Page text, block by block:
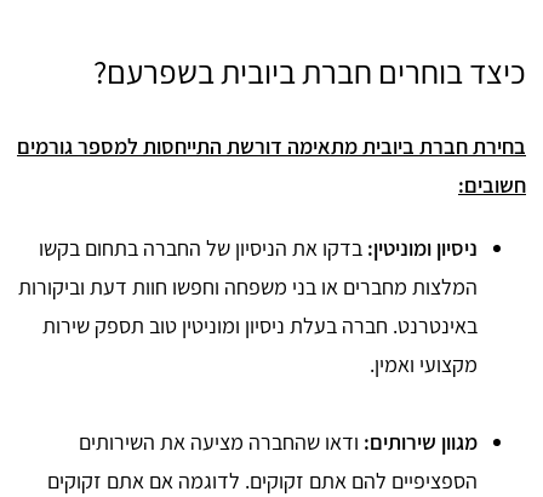
כיצד בוחרים חברת ביובית בשפרעם?
בחירת חברת ביובית מתאימה דורשת התייחסות למספר גורמים
חשובים:
ניסיון ומוניטין: בדקו את הניסיון של החברה בתחום בקשו
המלצות מחברים או בני משפחה וחפשו חוות דעת וביקורות
באינטרנט. חברה בעלת ניסיון ומוניטין טוב תספק שירות
מקצועי ואמין.
מגוון שירותים: ודאו שהחברה מציעה את השירותים
הספציפיים להם אתם זקוקים. לדוגמה אם אתם זקוקים